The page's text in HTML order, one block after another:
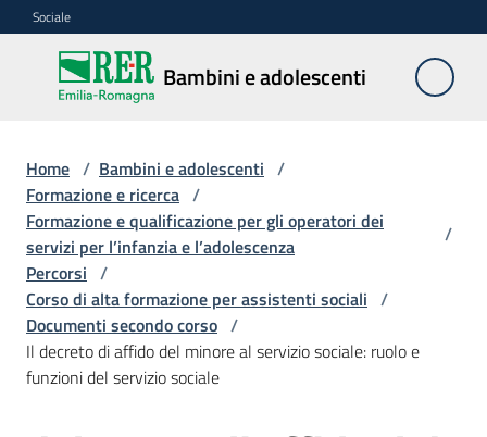
Vai al contenuto
Vai alla navigazione
Vai al footer
Sociale
Bambini e adolescenti
Bambini e
adolescenti
Accoglienza,
tutela
e
sostegno
Adolescenza
Home / Bambini e adolescenti /
Formazione e ricerca /
Formazione e qualificazione per gli operatori dei
servizi per l’infanzia e l’adolescenza
/
Percorsi /
Corso di alta formazione per assistenti sociali /
Documenti secondo corso /
Il decreto di affido del minore al servizio sociale: ruolo e
funzioni del servizio sociale